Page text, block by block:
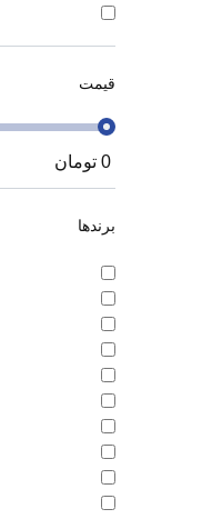
قیمت
0 تومان
برندها